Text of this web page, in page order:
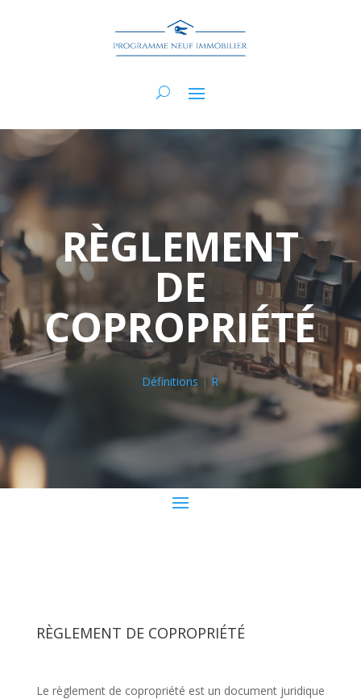
RÈGLEMENT
DE
COPROPRIÉTÉ
Définitions | R
RÈGLEMENT DE COPROPRIÉTÉ
Le règlement de copropriété est un document juridique